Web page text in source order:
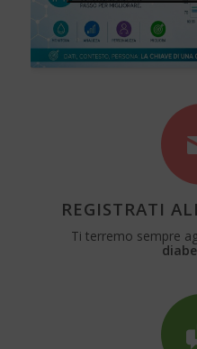
REGISTRATI
Ti terremo sempre